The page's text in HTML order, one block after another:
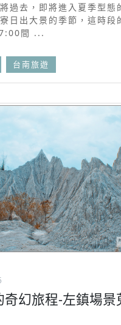
過去，即將進入夏季型態
日出大景的季節，這時段
間 ...
台南旅遊
奇幻旅程-左鎮場景